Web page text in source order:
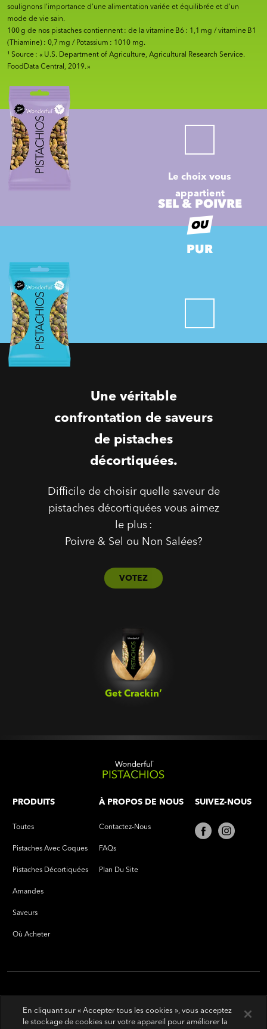
soulignons l’importance d’une alimentation variée et équilibrée et d’un
mode de vie sain.
100 g de nos pistaches contiennent : de la vitamine B6 : 1,1 mg / vitamine B1
(Thiamine) : 0,7 mg / Potassium : 1010 mg.
¹ Source : « U.S. Department of Agriculture, Agricultural Research Service.
FoodData Central, 2019. »
Le choix vous
appartient
SEL & POIVRE
OU
PUR
Une véritable
confrontation de saveurs
de pistaches
décortiquées.
Difficile de choisir quelle saveur de
pistaches décortiquées vous aimez
le plus :
Poivre & Sel ou Non Salées?
VOTEZ
Get Crackin’‎
PRODUITS
Toutes
Pistaches Avec Coques
Pistaches Décortiquées
Amandes
Saveurs
Où Acheter
À PROPOS DE NOUS
Contactez-Nous
FAQs
Plan Du Site
SUIVEZ-NOUS
En cliquant sur « Accepter tous les cookies », vous acceptez
le stockage de cookies sur votre appareil pour améliorer la